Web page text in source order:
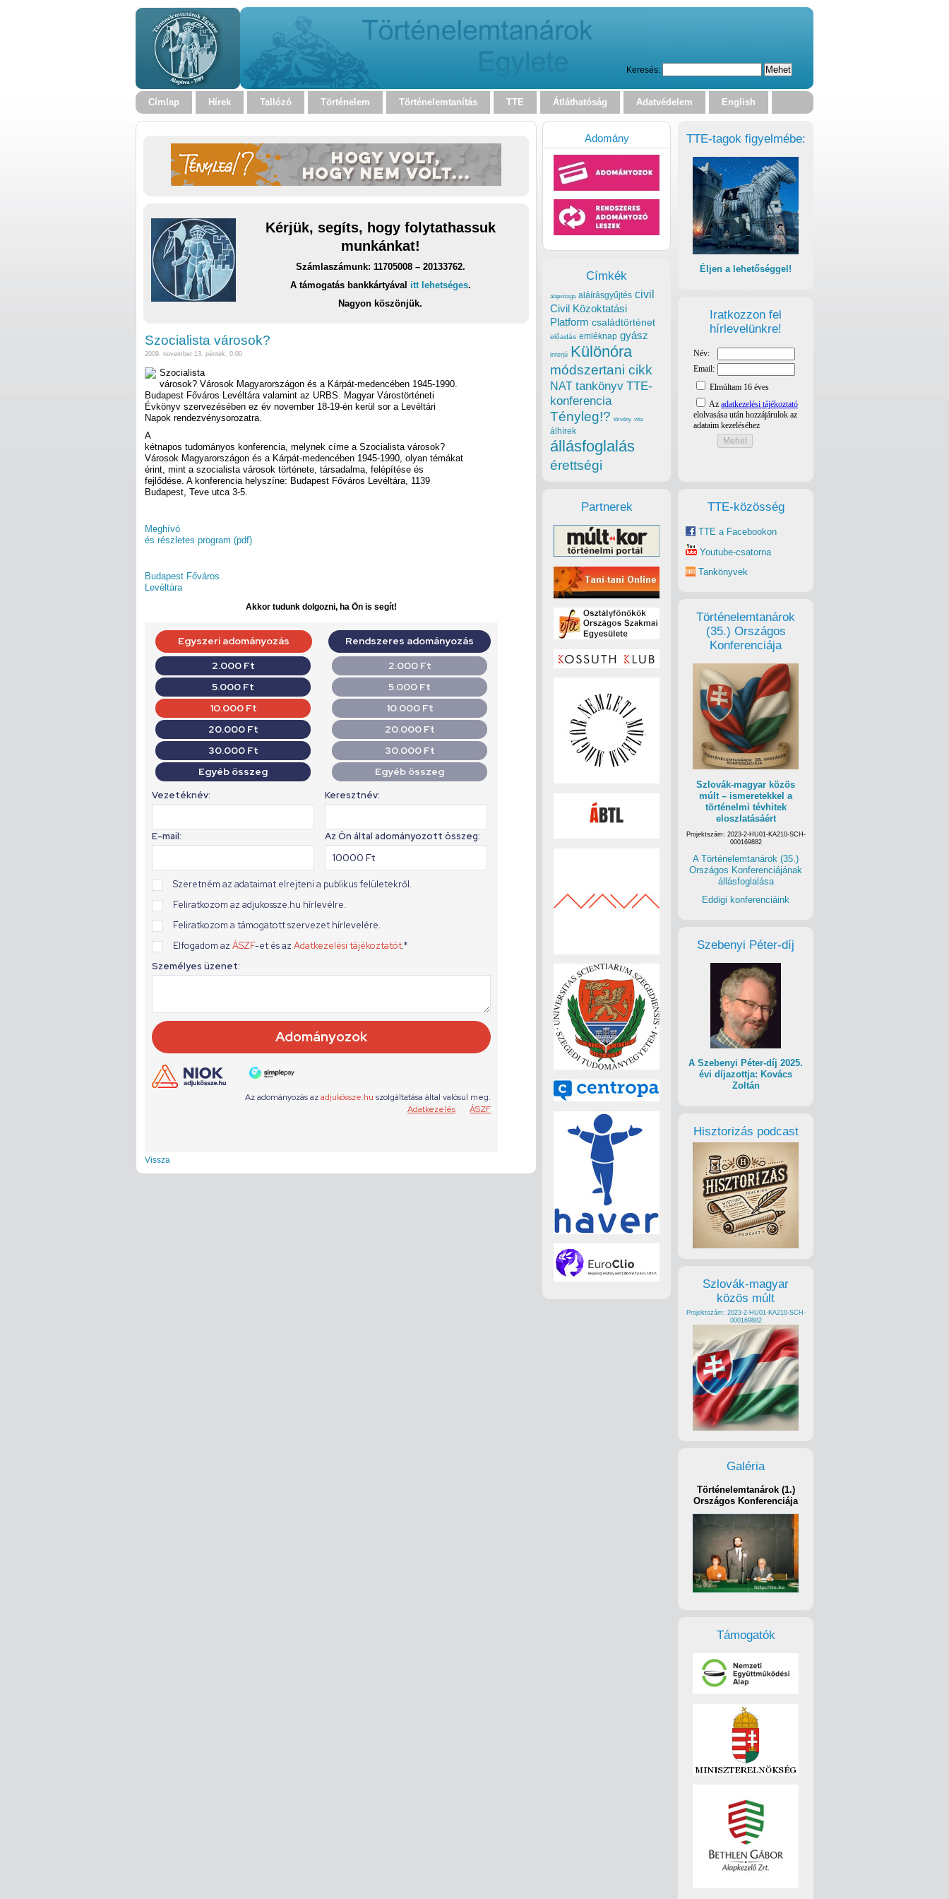
Keresés:
Címlap Hírek Tallózó Történelem Történelemtanítás TTE Átláthatóság Adatvédelem English
Kérjük, segíts, hogy folytathassuk
munkánkat!
Számlaszámunk: 11705008 – 20133762.
A támogatás bankkártyával itt lehetséges.
Nagyon köszönjük.
Szocialista városok?
2009. november 13. péntek, 0:00
Szocialista
városok? Városok Magyarországon és a Kárpát-medencében 1945-1990.
Budapest Főváros Levéltára valamint az URBS. Magyar Várostörténeti
Évkönyv szervezésében ez év november 18-19-én kerül sor a Levéltári
Napok rendezvénysorozatra.
A
kétnapos tudományos konferencia, melynek címe a Szocialista városok?
Városok Magyarországon és a Kárpát-medencében 1945-1990, olyan témákat
érint, mint a szocialista városok története, társadalma, felépítése és
fejlődése. A konferencia helyszíne: Budapest Főváros Levéltára, 1139
Budapest, Teve utca 3-5.
Meghívó
és részletes program (pdf)
Budapest Főváros
Levéltára
Akkor tudunk dolgozni, ha Ön is segít!
Vissza
TTE-tagok figyelmébe:
Éljen a lehetőséggel!
Iratkozzon fel
hírlevelünkre!
TTE-közösség
TTE a Facebookon
Youtube-csatorna
Tankönyvek
Történelemtanárok
(35.) Országos
Konferenciája
Szlovák-magyar közös
múlt – ismeretekkel a
történelmi tévhitek
eloszlatásáért
Projektszám: 2023-2-HU01-KA210-SCH-
000169882
A Történelemtanárok (35.)
Országos Konferenciájának
állásfoglalása
Eddigi konferenciáink
Szebenyi Péter-díj
A Szebenyi Péter-díj 2025.
évi díjazottja: Kovács
Zoltán
Hisztorizás podcast
Szlovák-magyar
közös múlt
Projektszám: 2023-2-HU01-KA210-SCH-
000169882
Galéria
Történelemtanárok (1.)
Országos Konferenciája
Támogatók
Adomány
Címkék
alapvizsga aláírásgyűjtés civil
Civil Közoktatási
Platform családtörténet
előadás emléknap gyász
interjú Különóra
módszertani cikk
NAT tankönyv TTE-
konferencia
Tényleg!? törvény vita
álhírek
állásfoglalás
érettségi
Partnerek